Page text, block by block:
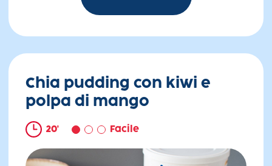
Chia pudding con kiwi e
polpa di mango
20' Facile